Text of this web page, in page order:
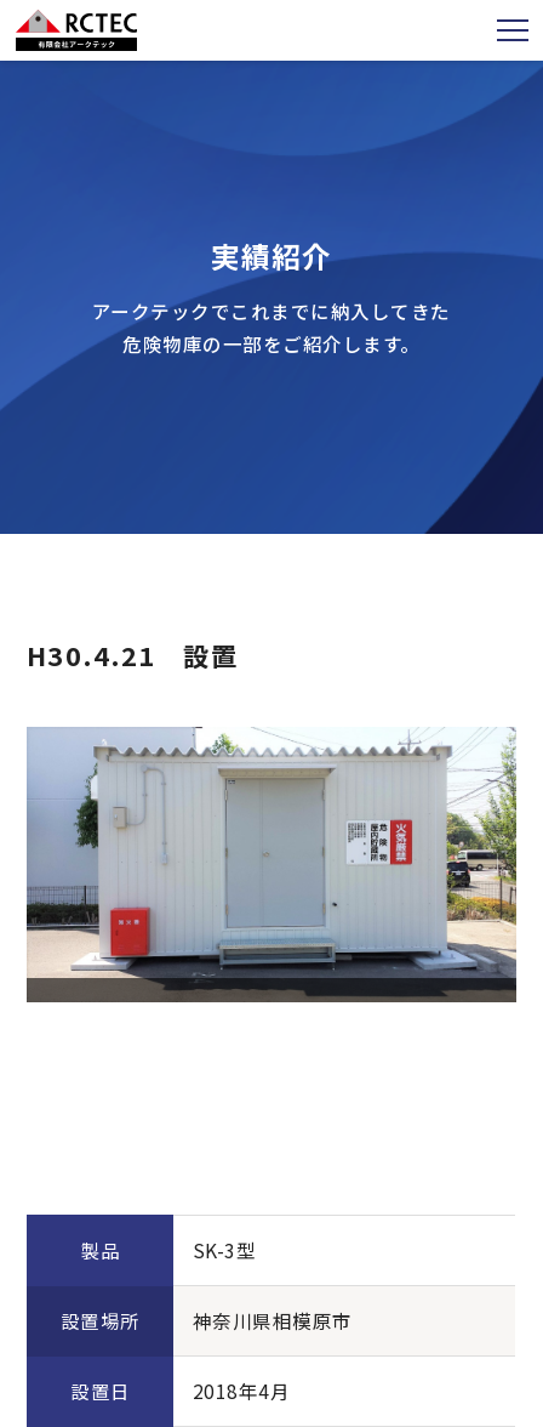
実績紹介
アークテックでこれまでに納入してきた
危険物庫の一部をご紹介します。
H30.4.21 設置
製品 SK-3型
設置場所 神奈川県相模原市
設置日 2018年4月